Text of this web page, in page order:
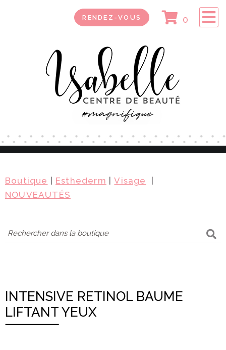
RENDEZ-VOUS 0
Boutique Esthederm |Visage
NOUVEAUTÉS
INTENSIVE RETINOL BAUME
LIFTANT YEUX